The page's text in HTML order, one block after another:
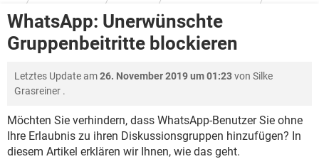
WINDOWS 10 INSTAGRAM
WHATSAPP TIKTOK
SPIELE
ANDROID IOS
WINDOWS 10
WHATSAPP TIKTOK
DOWNLOADS
SPIELE STREAMING
WINDOWS 10
WHATSAPP TIKTOK
FACEBOOK HARDWARE
FORUM
SPIELE STREAMING
WINDOWS 10 INSTAGRAM
WHATSAPP TIKTOK
LEXIKON
SPIELE STREAMING
ANDROID IOS
WhatsApp
WhatsApp: Unerwünschte
Gruppenbeitritte blockieren
Letztes Update am26. November 2019 um 01:23von Silke
Grasreiner .
Möchten Sie verhindern, dass WhatsApp-Benutzer Sie ohne
Ihre Erlaubnis zu ihren Diskussionsgruppen hinzufügen? In
diesem Artikel erklären wir Ihnen, wie das geht.